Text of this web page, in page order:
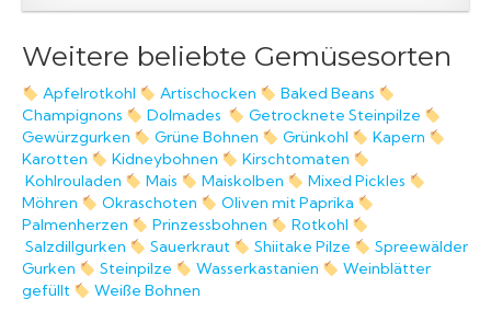
Weitere beliebte Gemüsesorten
Apfelrotkohl Artischocken
Baked Beans
Champignons
Dolmades
Getrocknete Steinpilze
Gewürzgurken
Grüne Bohnen Grünkohl
Kapern
Karotten
Kidneybohnen
Kirschtomaten
Kohlrouladen
Mais Maiskolben
Mixed Pickles
Möhren
Okraschoten
Oliven mit Paprika
Palmenherzen
Prinzessbohnen
Rotkohl
Salzdillgurken
Sauerkraut Shiitake Pilze
Spreewälder
Gurken
Steinpilze Wasserkastanien
Weinblätter
gefüllt
Weiße Bohnen